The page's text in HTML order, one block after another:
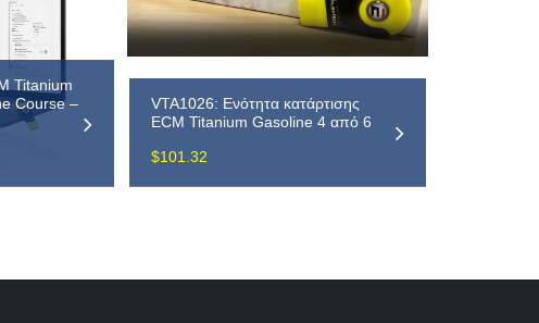
Titanium
Course –
VTA1026: Ενότητα κατάρτισης
ECM Titanium Gasoline 4 από 6
$101.32